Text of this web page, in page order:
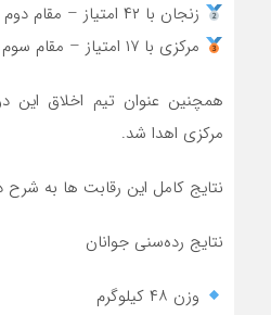
زنجان با ۴۲ امتیاز – مقام دوم
مرکزی با ۱۷ امتیاز – مقام سوم
همچنین عنوان تیم اخلاق این
مرکزی اهدا شد.
نتایج کامل این رقابت ها به
نتایج رده‌سنی جوانان
وزن ۴۸ کیلوگرم